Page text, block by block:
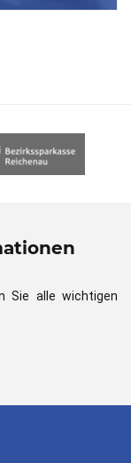
Sie alle wichtigen